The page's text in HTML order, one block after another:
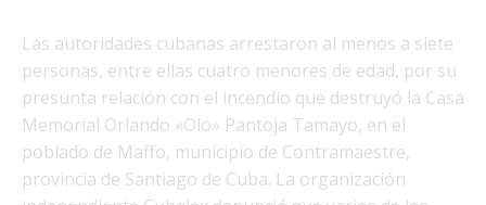
Las autoridades cubanas arrestaron al menos a siete
personas, entre ellas cuatro menores de edad, por su
presunta relación con el incendio que destruyó la Casa
Memorial Orlando «Olo» Pantoja Tamayo, en el
poblado de Maffo, municipio de Contramaestre,
provincia de Santiago de Cuba. La organización